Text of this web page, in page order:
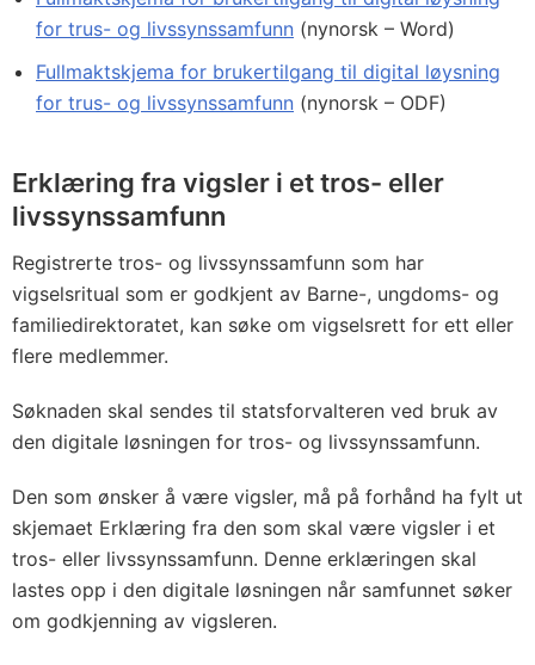
for trus- og livssynssamfunn (nynorsk – Word)
Fullmaktskjema for brukertilgang til digital løysning
for trus- og livssynssamfunn (nynorsk – ODF)
Erklæring fra vigsler i et tros- eller
livssynssamfunn
Registrerte tros- og livssynssamfunn som har
vigselsritual som er godkjent av Barne-, ungdoms- og
familiedirektoratet, kan søke om vigselsrett for ett eller
flere medlemmer.
Søknaden skal sendes til statsforvalteren ved bruk av
den digitale løsningen for tros- og livssynssamfunn.
Den som ønsker å være vigsler, må på forhånd ha fylt ut
skjemaet Erklæring fra den som skal være vigsler i et
tros- eller livssynssamfunn. Denne erklæringen skal
lastes opp i den digitale løsningen når samfunnet søker
om godkjenning av vigsleren.